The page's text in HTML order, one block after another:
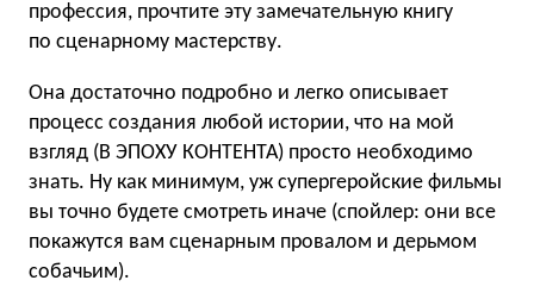
профессия, прочтите эту замечательную книгу
по сценарному мастерству.
Она достаточно подробно и легко описывает
процесс создания любой истории, что на мой
взгляд (В ЭПОХУ КОНТЕНТА) просто необходимо
знать. Ну как минимум, уж супергеройские фильмы
вы точно будете смотреть иначе (спойлер: они все
покажутся вам сценарным провалом и дерьмом
собачьим).